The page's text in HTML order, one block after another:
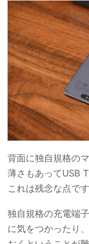
背面に独自規格の
薄さもあってUSB
これは残念な点です
独自規格の充電端
に気をつかったり